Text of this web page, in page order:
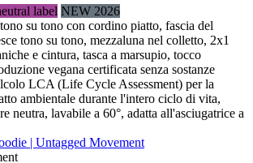
label NEW 2026
su tono con cordino piatto, fascia del
tono su tono, mezzaluna nel colletto, 2x1
e cintura, tasca a marsupio, tocco
vegana certificata senza sostanze
LCA (Life Cycle Assessment) per la
ambientale durante l'intero ciclo di vita,
neutra, lavabile a 60°, adatta all'asciugatrice a
| Untagged Movement